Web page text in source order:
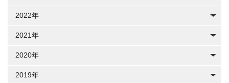
2022年
2021年
2020年
2019年